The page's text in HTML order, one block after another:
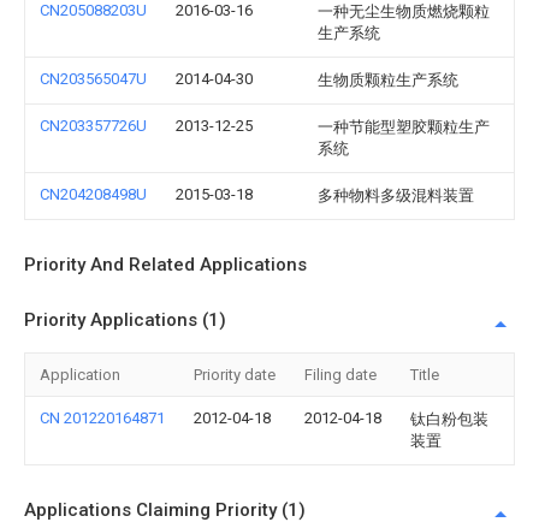
CN205088203U 2016-03-16
一种无尘生物质燃烧颗粒
生产系统
CN203565047U 2014-04-30 生物质颗粒生产系统
CN203357726U 2013-12-25
一种节能型塑胶颗粒生产
系统
CN204208498U 2015-03-18 多种物料多级混料装置
Priority And Related Applications
Priority Applications (1)
Application Priority date Filing date Title
CN 201220164871 2012-04-18 2012-04-18
钛白粉包装
装置
Applications Claiming Priority (1)